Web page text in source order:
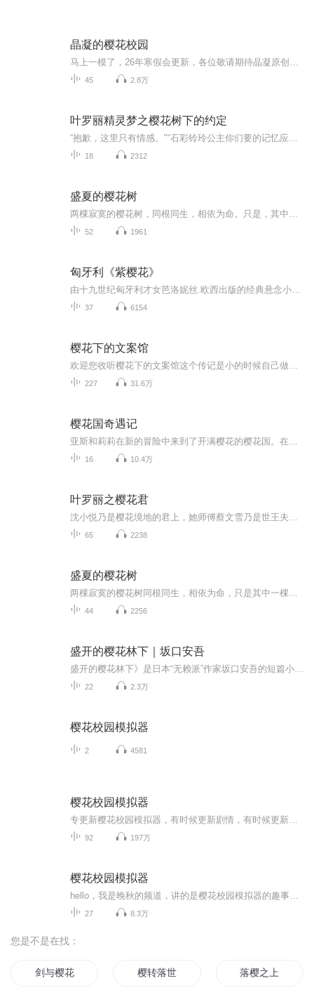
晶凝的樱花校园
45 2.8万
叶罗丽精灵梦之樱花树下的约定
18 2312
盛夏的樱花树
52 1961
匈牙利《紫樱花》
37 6154
樱花下的文案馆
227 31.6万
樱花国奇遇记
16 10.4万
叶罗丽之樱花君
65 2238
盛夏的樱花树
44 2256
盛开的樱花林下｜坂口安吾
22 2.3万
樱花校园模拟器
2 4581
樱花校园模拟器
92 197万
樱花校园模拟器
27 8.3万
您是不是在找：
剑与樱花 樱转落世 落樱之上